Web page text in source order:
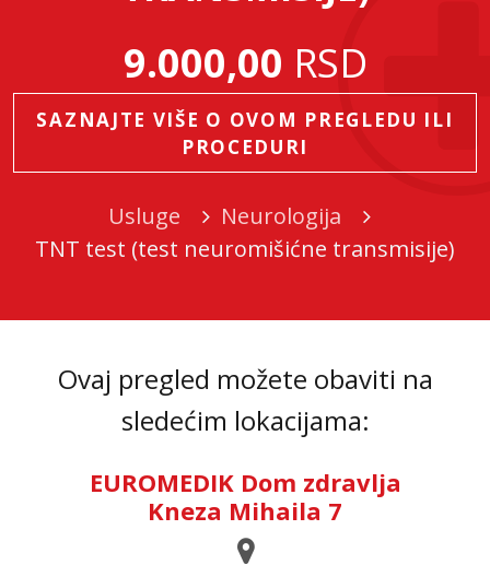
9.000,00 RSD
SAZNAJTE VIŠE O OVOM PREGLEDU ILI
PROCEDURI
Usluge
Neurologija
TNT test (test neuromišićne transmisije)
Ovaj pregled možete obaviti na
sledećim lokacijama:
EUROMEDIK Dom zdravlja
Kneza Mihaila 7